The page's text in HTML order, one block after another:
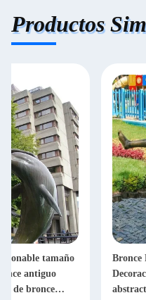
Productos
tamaño
antiguo
de bronce
Bronce